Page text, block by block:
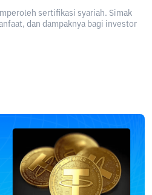
sertifikasi syariah. Simak
dan dampaknya bagi investor